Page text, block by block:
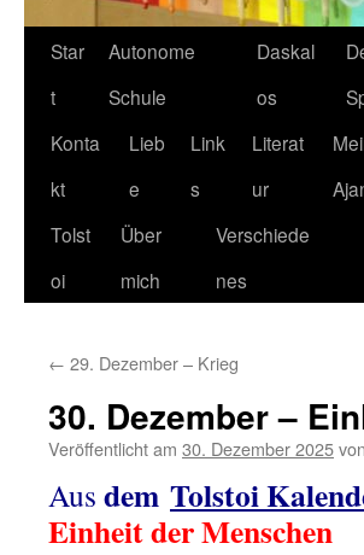
Star
t
Autonome
Schule
Daskal
os
Konta
kt
Lieb
e
Link
s
Literat
ur
Tolst
oi
Über
mich
Verschiede
nes
← 29. Dezember – Krieg
30. Dezember –
Veröffentlicht am 30. Dezember 2025von
Aus dem Tolstoi
Einheit der Menschen